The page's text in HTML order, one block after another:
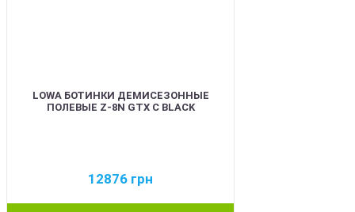
LOWA БОТИНКИ ДЕМИСЕЗОННЫЕ
ПОЛЕВЫЕ Z-8N GTX C BLACK
12876 грн